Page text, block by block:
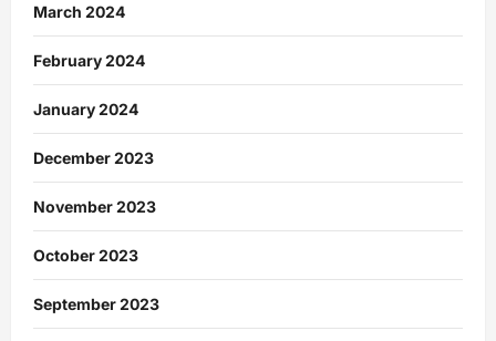
March 2024
February 2024
January 2024
December 2023
November 2023
October 2023
September 2023